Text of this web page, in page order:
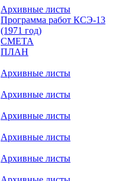
Архивные листы
Программа работ КСЭ-13
(1971 год)
СМЕTA
ПЛАН
Архивные листы
Архивные листы
Архивные листы
Архивные листы
Архивные листы